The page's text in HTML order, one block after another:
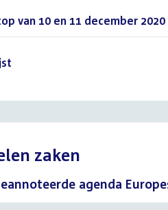
van 10 en 11 december 2020
zaken
agenda